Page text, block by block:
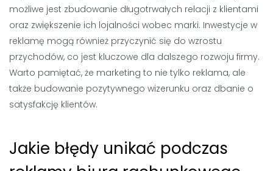
możliwe jest zbudowanie długotrwałych relacji z klientami
oraz zwiększenie ich lojalności wobec marki. Inwestycje w
reklamę mogą również przyczynić się do wzrostu
przychodów, co jest kluczowe dla dalszego rozwoju firmy.
Warto pamiętać, że marketing to nie tylko reklama, ale
także budowanie pozytywnego wizerunku oraz dbanie o
satysfakcję klientów.
Jakie błędy unikać podczas